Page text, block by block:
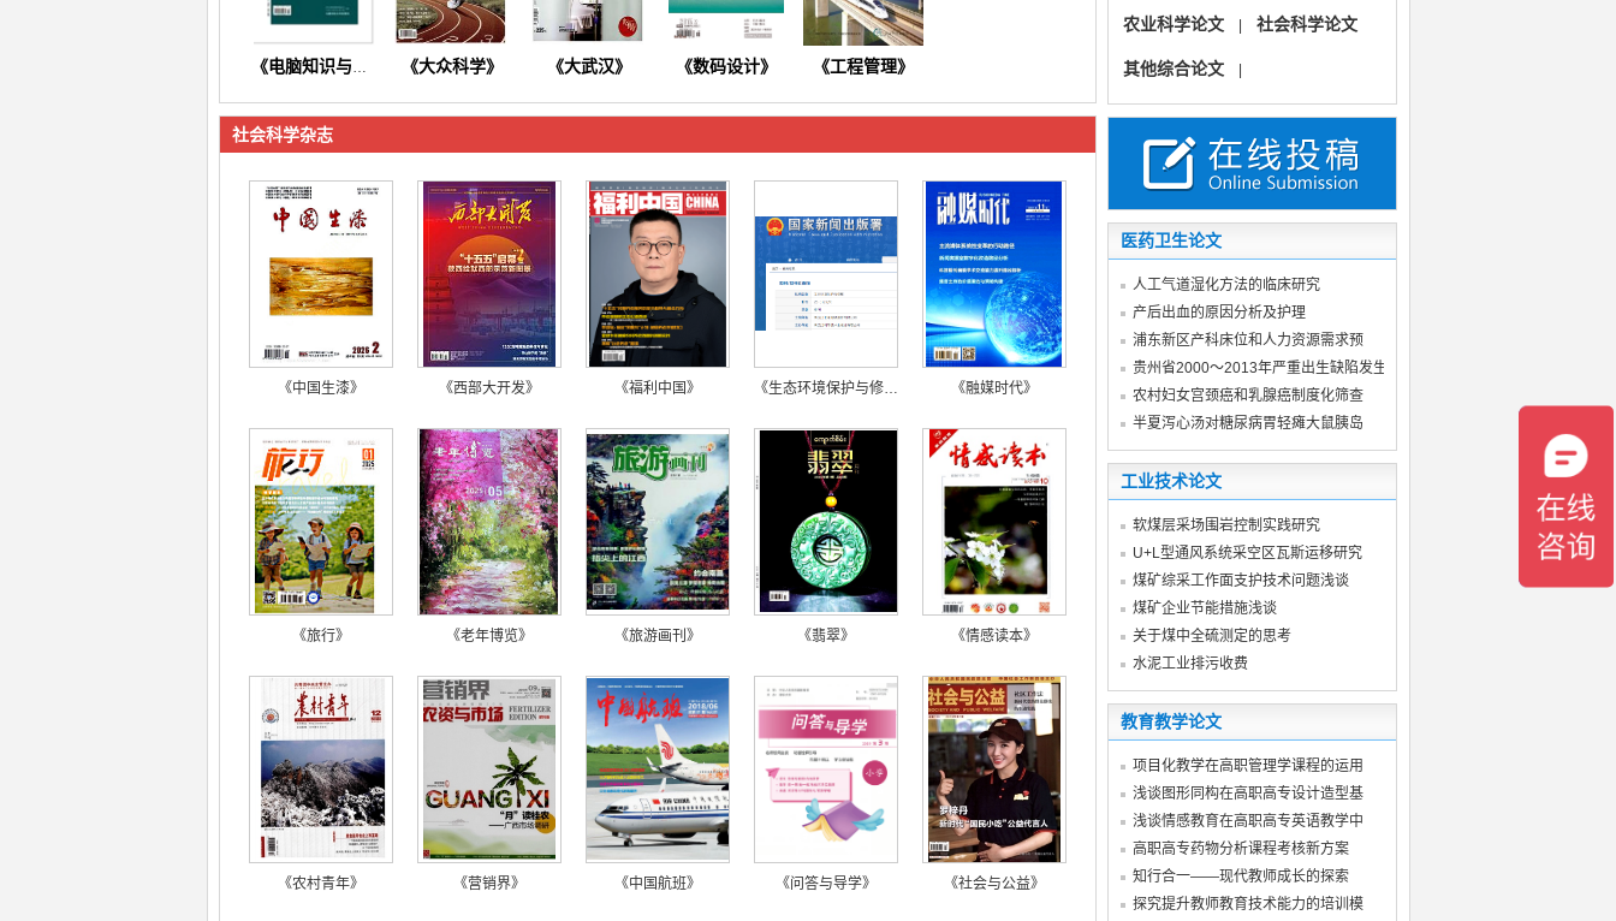
《电脑知识与技术》 《大众科学》 《大武汉》 《数码设计》 《工程管理》
《东方养生》 《今日财富》 《今日健康》 《商情》 《软件》
社会科学杂志
《中国生漆》 《西部大开发》 《福利中国》 《生态环境保护与修复》 《融媒时代》
《旅行》 《老年博览》 《旅游画刊》 《翡翠》 《情感读本》
《农村青年》 《营销界》 《中国航班》 《问答与导学》 《社会与公益》
农业科学论文 社会科学论文
其他综合论文
医药卫生论文
人工气道湿化方法的临床研究
产后出血的原因分析及护理
浦东新区产科床位和人力资源需求预
贵州省2000～2013年严重出生缺陷发生率
农村妇女宫颈癌和乳腺癌制度化筛查
半夏泻心汤对糖尿病胃轻瘫大鼠胰岛
工业技术论文
软煤层采场围岩控制实践研究
U+L型通风系统采空区瓦斯运移研究
煤矿综采工作面支护技术问题浅谈
煤矿企业节能措施浅谈
关于煤中全硫测定的思考
水泥工业排污收费
教育教学论文
项目化教学在高职管理学课程的运用
浅谈图形同构在高职高专设计造型基
浅谈情感教育在高职高专英语教学中
高职高专药物分析课程考核新方案
知行合一——现代教师成长的探索
探究提升教师教育技术能力的培训模